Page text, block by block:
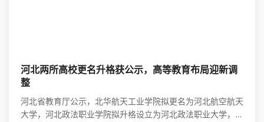
河北两所高校更名升格获公示，高等教育布局迎新调
整
河北省教育厅公示，北华航天工业学院拟更名为河北航空航天
大学，河北政法职业学院拟升格设立为河北政法职业大学，标